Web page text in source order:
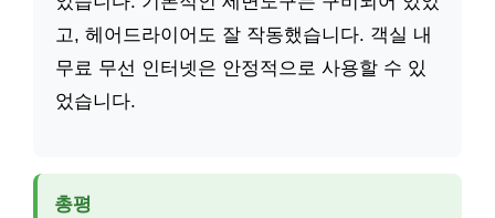
고, 헤어드라이어도 잘 작동했습니다. 객실 내
무료 무선 인터넷은 안정적으로 사용할 수 있
었습니다.
총평